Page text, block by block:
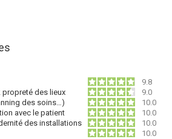
9.8
propreté des lieux
9.0
des soins…)
10.0
avec le patient
10.0
des installations
10.0
10.0